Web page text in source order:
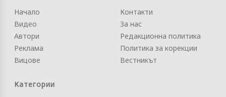
Начало
Видео
Автори
Реклама
Вицове
Контакти
За нас
Редакционна политика
Политика за корекции
Вестникът
Категории